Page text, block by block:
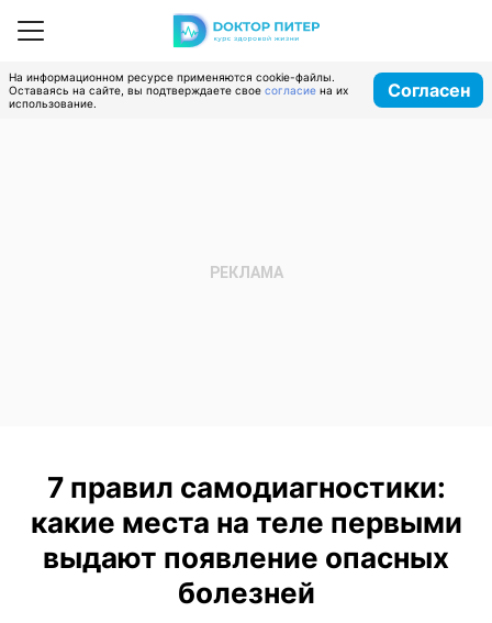
На информационном ресурсе применяются cookie-файлы.
Оставаясь на сайте, вы подтверждаете свое согласие на их
использование.
Согласен
7 правил самодиагностики:
какие места на теле первыми
выдают появление опасных
болезней